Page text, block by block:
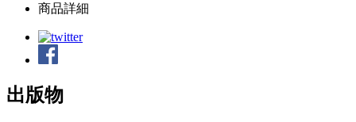
商品詳細
出版物